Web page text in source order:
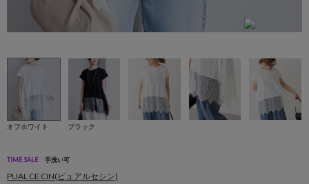
オフホワイト ブラック
TIME SALE 手洗い可
PUAL CE CIN(ピュアルセシン)